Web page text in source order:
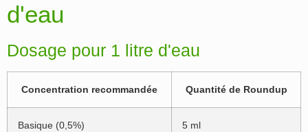
d'eau
Dosage pour 1 litre d'eau
Concentration recommandée Quantité de Roundup
Basique (0,5%) 5 ml